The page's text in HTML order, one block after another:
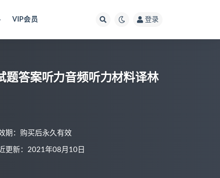
VIP会员 登录
题答案听力音频听力材料译林
期：购买后永久有效
更新：2021年08月10日